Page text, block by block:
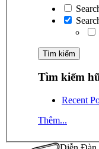
Tìm kiếm
Recent
Thêm...